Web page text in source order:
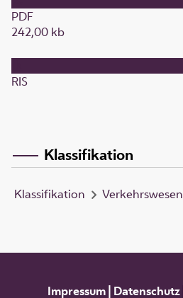
PDF
242,00 kb
RIS
Klassifikation
Klassifikation Verkehrswesen
Impressum| Datenschutz|